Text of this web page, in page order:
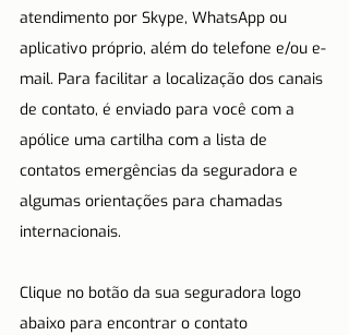
atendimento por Skype, WhatsApp ou
aplicativo próprio, além do telefone e/ou e-
mail. Para facilitar a localização dos canais
de contato, é enviado para você com a
apólice uma cartilha com a lista de
contatos emergências da seguradora e
algumas orientações para chamadas
internacionais.
Clique no botão da sua seguradora logo
abaixo para encontrar o contato